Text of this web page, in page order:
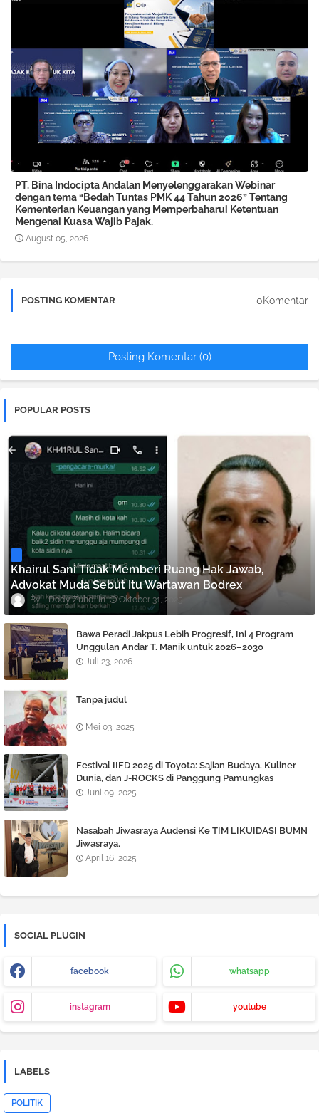
PT. Bina Indocipta Andalan Menyelenggarakan Webinar
dengan tema “Bedah Tuntas PMK 44 Tahun 2026” Tentang
Kementerian Keuangan yang Memperbaharui Ketentuan
Mengenai Kuasa Wajib Pajak.
August 05, 2026
POSTING KOMENTAR 0Komentar
Posting Komentar (0)
POPULAR POSTS
Khairul Sani Tidak Memberi Ruang Hak Jawab,
Advokat Muda Sebut Itu Wartawan Bodrex
Dody Zuhdi Oktober 31, 2025
Bawa Peradi Jakpus Lebih Progresif, Ini 4 Program
Unggulan Andar T. Manik untuk 2026–2030
Juli 23, 2026
Tanpa judul
Mei 03, 2025
Festival IIFD 2025 di Toyota: Sajian Budaya, Kuliner
Dunia, dan J-ROCKS di Panggung Pamungkas
Juni 09, 2025
Nasabah Jiwasraya Audensi Ke TIM LIKUIDASI BUMN
Jiwasraya.
April 16, 2025
SOCIAL PLUGIN
facebook whatsapp
instagram youtube
LABELS
POLITIK